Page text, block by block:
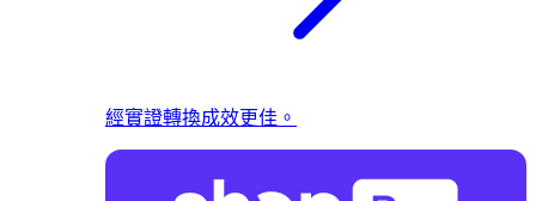
經實證轉換成效更佳。